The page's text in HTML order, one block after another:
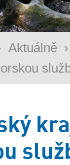
Aktuálně ›